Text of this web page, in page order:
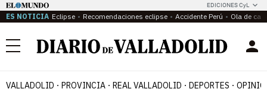
EDICIONES CyL
ES NOTICIA Eclipse Recomendaciones eclipse Accidente Perú Ola de
Menú
VALLADOLID PROVINCIA REAL VALLADOLID DEPORTES